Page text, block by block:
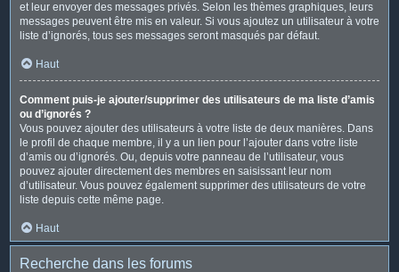
et leur envoyer des messages privés. Selon les thèmes graphiques, leurs
messages peuvent être mis en valeur. Si vous ajoutez un utilisateur à votre
liste d’ignorés, tous ses messages seront masqués par défaut.
Haut
Comment puis-je ajouter/supprimer des utilisateurs de ma liste d’amis
ou d’ignorés ?
Vous pouvez ajouter des utilisateurs à votre liste de deux manières. Dans
le profil de chaque membre, il y a un lien pour l’ajouter dans votre liste
d’amis ou d’ignorés. Ou, depuis votre panneau de l’utilisateur, vous
pouvez ajouter directement des membres en saisissant leur nom
d’utilisateur. Vous pouvez également supprimer des utilisateurs de votre
liste depuis cette même page.
Haut
Recherche dans les forums